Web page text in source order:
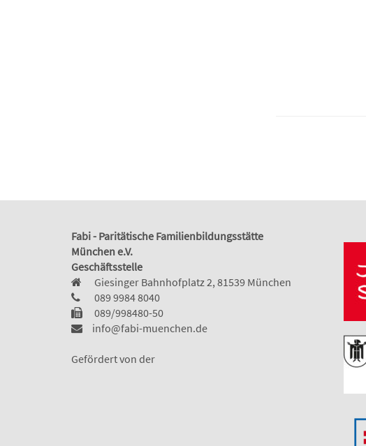
Fabi - Paritätische Familienbildungsstätte
München e.V.
Geschäftsstelle
Giesinger Bahnhofplatz 2, 81539 München
089 9984 8040
089/998480-50
info@fabi-muenchen.de
Gefördert von der